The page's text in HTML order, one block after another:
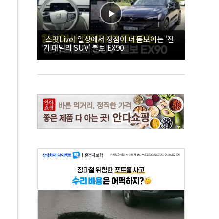
[스팟Live] 일상에서 장점이 더 돋보이는 '전
기 패밀리 SUV' 볼보 EX90